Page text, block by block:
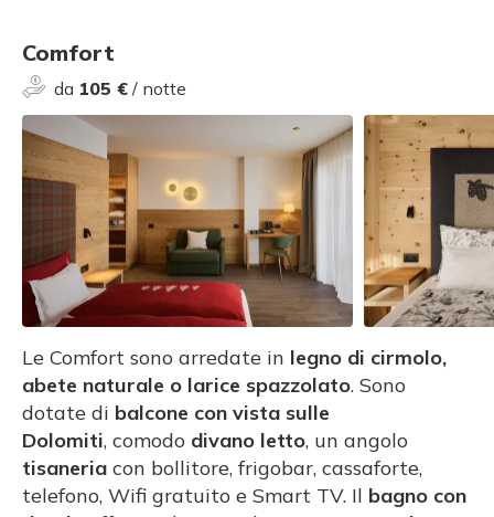
Comfort
da 105 € / notte
Le Comfort sono arredate in legno di cirmolo,
abete naturale o larice spazzolato. Sono
dotate di balcone con vista sulle
Dolomiti, comodo divano letto, un angolo
tisaneria con bollitore, frigobar, cassaforte,
telefono, Wifi gratuito e Smart TV. Il bagno con